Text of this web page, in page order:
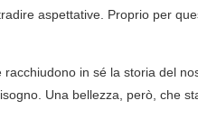
aspettative. Proprio per
in sé la storia del
Una bellezza, però, che